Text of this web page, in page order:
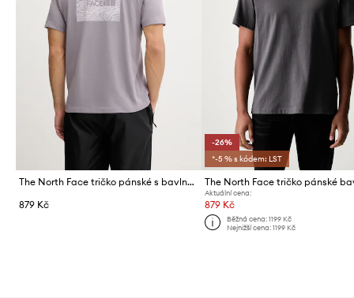
The North Face tričko pánské s bavlnou CELEBRATION
879 Kč
-26%
*-5 % s kódem: LST
Aktuální cena:
879 Kč
Běžná cena: 1199 Kč
Nejnižší cena: 1199 Kč